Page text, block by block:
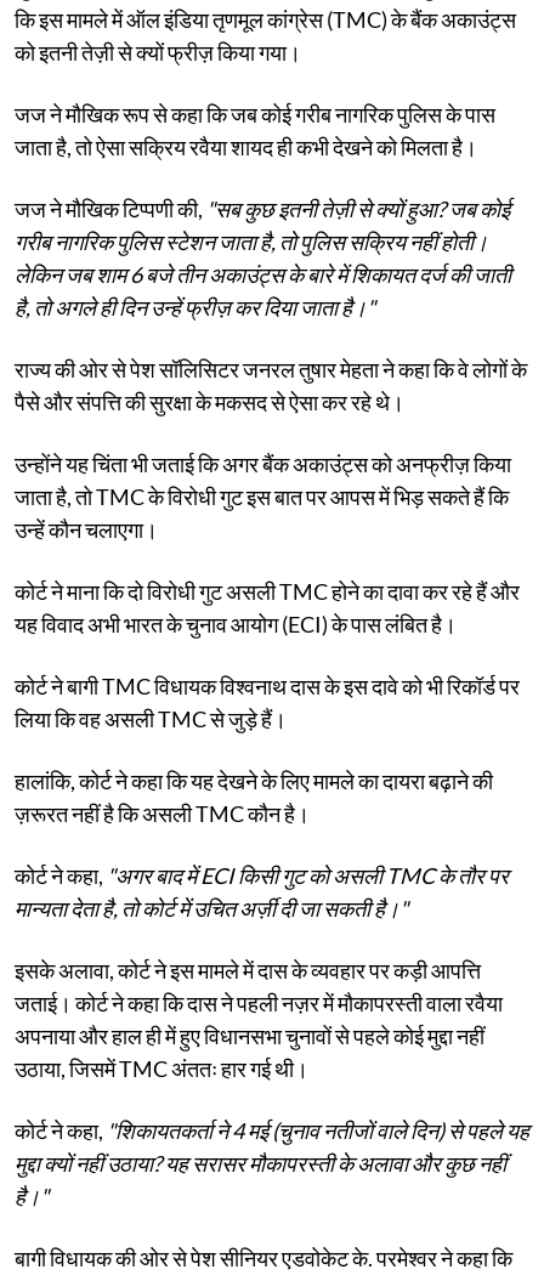
कि इस मामले में ऑल इंडिया तृणमूल कांग्रेस (TMC) के बैंक अकाउंट्स
को इतनी तेज़ी से क्यों फ्रीज़ किया गया।
जज ने मौखिक रूप से कहा कि जब कोई गरीब नागरिक पुलिस के पास
जाता है, तो ऐसा सक्रिय रवैया शायद ही कभी देखने को मिलता है।
जज ने मौखिक टिप्पणी की, "सब कुछ इतनी तेज़ी से क्यों हुआ? जब कोई
गरीब नागरिक पुलिस स्टेशन जाता है, तो पुलिस सक्रिय नहीं होती।
लेकिन जब शाम 6 बजे तीन अकाउंट्स के बारे में शिकायत दर्ज की जाती
है, तो अगले ही दिन उन्हें फ्रीज़ कर दिया जाता है।"
राज्य की ओर से पेश सॉलिसिटर जनरल तुषार मेहता ने कहा कि वे लोगों के
पैसे और संपत्ति की सुरक्षा के मकसद से ऐसा कर रहे थे।
उन्होंने यह चिंता भी जताई कि अगर बैंक अकाउंट्स को अनफ्रीज़ किया
जाता है, तो TMC के विरोधी गुट इस बात पर आपस में भिड़ सकते हैं कि
उन्हें कौन चलाएगा।
कोर्ट ने माना कि दो विरोधी गुट असली TMC होने का दावा कर रहे हैं और
यह विवाद अभी भारत के चुनाव आयोग (ECI) के पास लंबित है।
कोर्ट ने बागी TMC विधायक विश्वनाथ दास के इस दावे को भी रिकॉर्ड पर
लिया कि वह असली TMC से जुड़े हैं।
हालांकि, कोर्ट ने कहा कि यह देखने के लिए मामले का दायरा बढ़ाने की
ज़रूरत नहीं है कि असली TMC कौन है।
कोर्ट ने कहा, "अगर बाद में ECI किसी गुट को असली TMC के तौर पर
मान्यता देता है, तो कोर्ट में उचित अर्ज़ी दी जा सकती है।"
इसके अलावा, कोर्ट ने इस मामले में दास के व्यवहार पर कड़ी आपत्ति
जताई। कोर्ट ने कहा कि दास ने पहली नज़र में मौकापरस्ती वाला रवैया
अपनाया और हाल ही में हुए विधानसभा चुनावों से पहले कोई मुद्दा नहीं
उठाया, जिसमें TMC अंततः हार गई थी।
कोर्ट ने कहा, "शिकायतकर्ता ने 4 मई (चुनाव नतीजों वाले दिन) से पहले यह
मुद्दा क्यों नहीं उठाया? यह सरासर मौकापरस्ती के अलावा और कुछ नहीं
है।"
बागी विधायक की ओर से पेश सीनियर एडवोकेट के. परमेश्वर ने कहा कि